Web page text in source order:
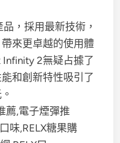
，採用最新技術，
來更卓越的使用體
2無疑占據了
和創新特性吸引了